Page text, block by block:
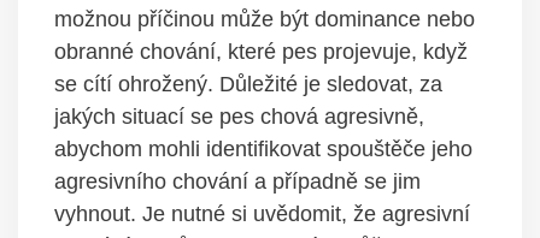
možnou příčinou může být dominance nebo
obranné chování, které pes projevuje, ⁢když
se cítí ohrožený. Důležité ⁤je sledovat, za
⁤jakých situací se ‌pes chová ‍agresivně,
⁣abychom mohli identifikovat ​spouštěče⁤ jeho
agresivního chování a případně se jim
vyhnout. Je ‍nutné si uvědomit, že agresivní